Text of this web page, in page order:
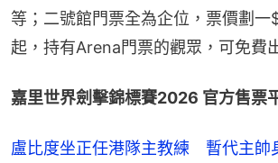
等；二號館門票全為企位，票價劃一
起，持有Arena門票的觀眾，可免費
嘉里世界劍擊錦標賽2026 官方售票平
盧比度坐正任港隊主教練 暫代主帥